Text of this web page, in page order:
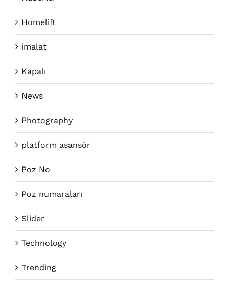
Homelift
imalat
Kapalı
News
Photography
platform asansör
Poz No
Poz numaraları
Slider
Technology
Trending